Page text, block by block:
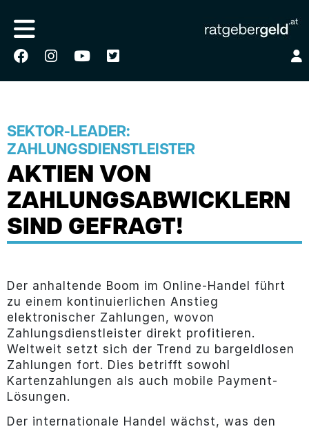
SEKTOR-LEADER:
ZAHLUNGSDIENSTLEISTER
AKTIEN VON
ZAHLUNGSABWICKLERN
SIND GEFRAGT!
Der anhaltende Boom im Online-Handel führt
zu einem kontinuierlichen Anstieg
elektronischer Zahlungen, wovon
Zahlungsdienstleister direkt profitieren.
Weltweit setzt sich der Trend zu bargeldlosen
Zahlungen fort. Dies betrifft sowohl
Kartenzahlungen als auch mobile Payment-
Lösungen.
Der internationale Handel wächst, was den